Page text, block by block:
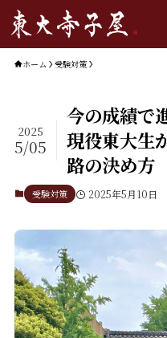
ホーム 受験対策
今の成績で
現役東大生
路の決め方
2025
5/05
受験対策 2025年5月10日